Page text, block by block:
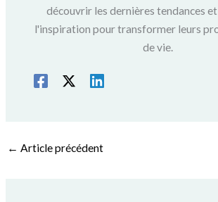
découvrir les dernières tendances
l'inspiration pour transformer leurs
de vie.
← Article précédent